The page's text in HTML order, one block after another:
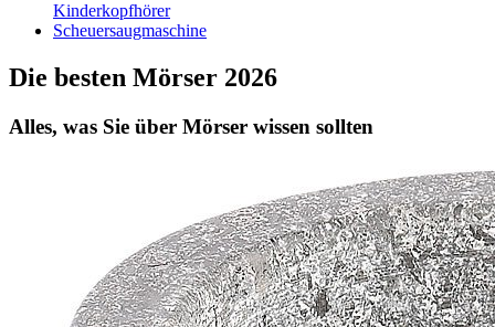
Kinderkopfhörer
Scheuersaugmaschine
Die besten Mörser 2026
Alles, was Sie über Mörser wissen sollten